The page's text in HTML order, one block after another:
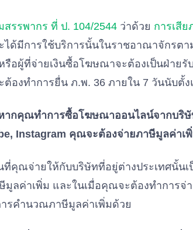
สรรพากร ที่ ป. 104/2544 ว่าด้วย การเสี
ได้มีการใช้บริการนั้นในราชอาณาจักรต
รือผู้ที่จ่ายเงินซื้อโฆษณาจะต้องเป็นฝ่าย
ต้องทำการยื่น ภ.พ. 36 ภายใน 7 วันนับ
กคุณทำการซื้อโฆษณาออนไลน์จากบริษั
Instagram คุณจะต้องจ่ายภาษีมูลค่า
ที่คุณจ่ายให้กับบริษัทที่อยู่ต่างประเทศนั้นเ
มูลค่าเพิ่ม และในเมื่อคุณจะต้องทำการ
รคำนวณภาษีมูลค่าเพิ่มด้วย